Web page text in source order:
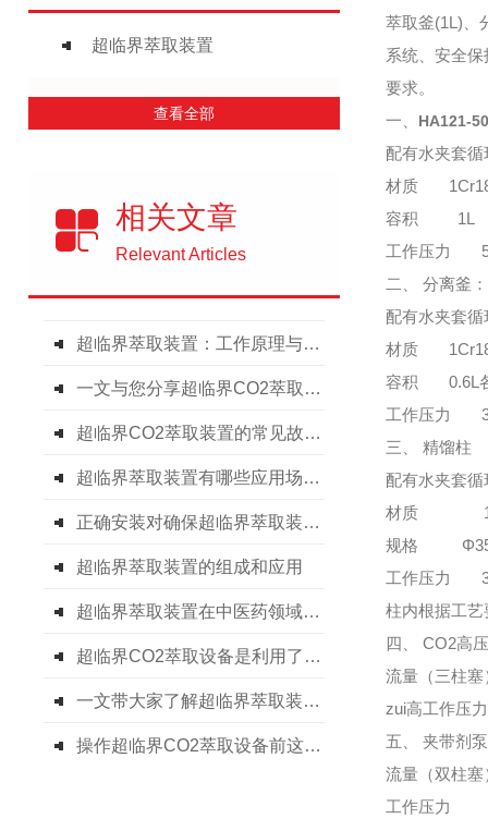
超临界萃取装置
查看全部
相关文章
Relevant Articles
超临界萃取装置：工作原理与技术创新
一文与您分享超临界CO2萃取设备的定期维护保养方法
超临界CO2萃取装置的常见故障相应解决方法分享
超临界萃取装置有哪些应用场景呢
正确安装对确保超临界萃取装置的提取效果至关重要
超临界萃取装置的组成和应用
超临界萃取装置在中医药领域的广泛应用
超临界CO2萃取设备是利用了超临界流体的溶解能力与其密度的关系
一文带大家了解超临界萃取装置的工艺流程
操作超临界CO2萃取设备前这些准备工作别忘了
萃取釜(1L)、
系统、安全
要求。
一、 HA121-
配有水夹套
材质
容积 1L
工作压力
二、
分离釜：
配有水夹套
材质
容积 0.6L
工作压力
三、 精馏柱
配有水夹套
材质
规格
工作压力
柱内根据工
四、 CO2高
流量（三柱
zui高工作
五、 夹带剂
流量（双柱
工作压力